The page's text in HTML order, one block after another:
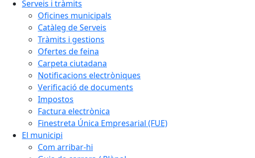
Serveis i tràmits
Oficines municipals
Catàleg de Serveis
Tràmits i gestions
Ofertes de feina
Carpeta ciutadana
Notificacions electròniques
Verificació de documents
Impostos
Factura electrònica
Finestreta Única Empresarial (FUE)
El municipi
Com arribar-hi